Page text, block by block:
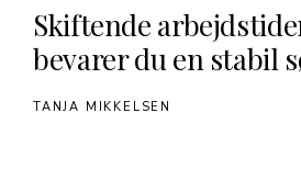
Skiftende
bevarer du en stabil
TANJA MIKKELSEN